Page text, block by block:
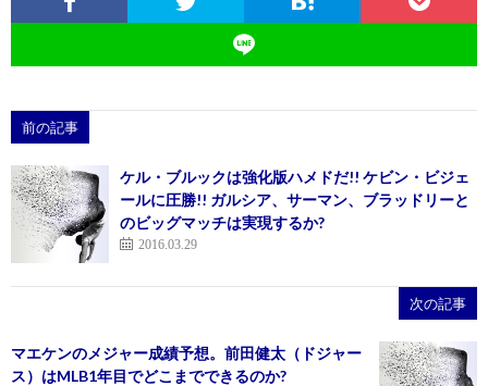
前の記事
ケル・ブルックは強化版ハメドだ!! ケビン・ビジェ
ールに圧勝!! ガルシア、サーマン、ブラッドリーと
のビッグマッチは実現するか?
2016.03.29
次の記事
マエケンのメジャー成績予想。前田健太（ドジャー
ス）はMLB1年目でどこまでできるのか?